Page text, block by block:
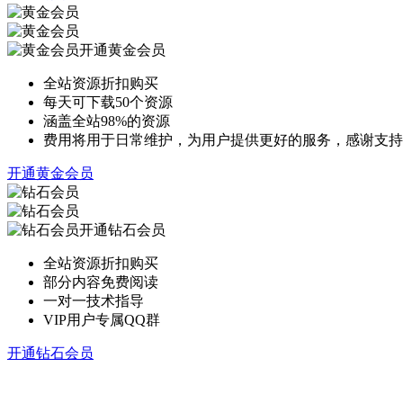
开通黄金会员
全站资源折扣购买
每天可下载50个资源
涵盖全站98%的资源
费用将用于日常维护，为用户提供更好的服务，感谢支持
开通黄金会员
开通钻石会员
全站资源折扣购买
部分内容免费阅读
一对一技术指导
VIP用户专属QQ群
开通钻石会员